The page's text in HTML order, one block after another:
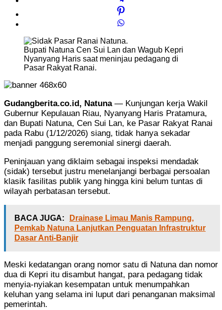
Bupati Natuna Cen Sui Lan dan Wagub Kepri
Nyanyang Haris saat meninjau pedagang di
Pasar Rakyat Ranai.
Gudangberita.co.id, Natuna — Kunjungan kerja Wakil
Gubernur Kepulauan Riau, Nyanyang Haris Pratamura,
dan Bupati Natuna, Cen Sui Lan, ke Pasar Rakyat Ranai
pada Rabu (1/12/2026) siang, tidak hanya sekadar
menjadi panggung seremonial sinergi daerah.
Peninjauan yang diklaim sebagai inspeksi mendadak
(sidak) tersebut justru menelanjangi berbagai persoalan
klasik fasilitas publik yang hingga kini belum tuntas di
wilayah perbatasan tersebut.
BACA JUGA:
Drainase Limau Manis Rampung,
Pemkab Natuna Lanjutkan Penguatan Infrastruktur
Dasar Anti-Banjir
Meski kedatangan orang nomor satu di Natuna dan nomor
dua di Kepri itu disambut hangat, para pedagang tidak
menyia-nyiakan kesempatan untuk menumpahkan
keluhan yang selama ini luput dari penanganan maksimal
pemerintah.